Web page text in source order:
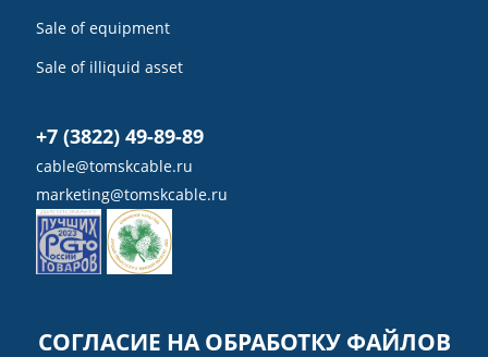
Sale of equipment
Sale of illiquid asset
+7 (3822) 49-89-89
cable@tomskcable.ru
marketing@tomskcable.ru
Ru Eng
СОГЛАСИЕ НА ОБРАБОТКУ ФАЙЛОВ